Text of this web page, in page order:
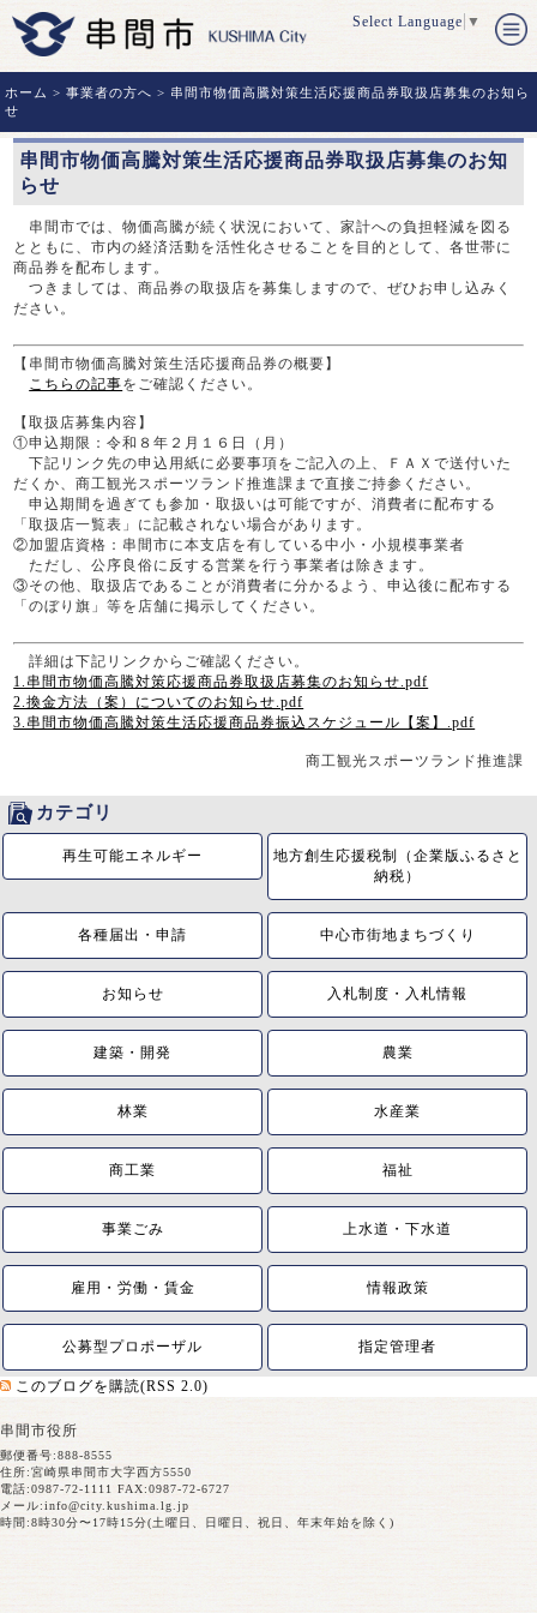
Select Language ▼
ホーム >事業者の方へ > 串間市物価高騰対策生活応援商品券取扱店募集のお知ら
せ
串間市物価高騰対策生活応援商品券取扱店募集のお知
らせ
串間市では、物価高騰が続く状況において、家計への負担軽減を図る
とともに、市内の経済活動を活性化させることを目的として、各世帯に
商品券を配布します。
つきましては、商品券の取扱店を募集しますので、ぜひお申し込みく
ださい。
【串間市物価高騰対策生活応援商品券の概要】
こちらの記事をご確認ください。
【取扱店募集内容】
①申込期限：令和８年２月１６日（月）
下記リンク先の申込用紙に必要事項をご記入の上、ＦＡＸで送付いた
だくか、商工観光スポーツランド推進課まで直接ご持参ください。
申込期間を過ぎても参加・取扱いは可能ですが、消費者に配布する
「取扱店一覧表」に記載されない場合があります。
②加盟店資格：串間市に本支店を有している中小・小規模事業者
ただし、公序良俗に反する営業を行う事業者は除きます。
③その他、取扱店であることが消費者に分かるよう、申込後に配布する
「のぼり旗」等を店舗に掲示してください。
詳細は下記リンクからご確認ください。
1.串間市物価高騰対策応援商品券取扱店募集のお知らせ.pdf
2.換金方法（案）についてのお知らせ.pdf
3.串間市物価高騰対策生活応援商品券振込スケジュール【案】.pdf
商工観光スポーツランド推進課
カテゴリ
再生可能エネルギー
地方創生応援税制（企業版ふるさと
納税）
各種届出・申請 中心市街地まちづくり
お知らせ 入札制度・入札情報
建築・開発 農業
林業 水産業
商工業 福祉
事業ごみ 上水道・下水道
雇用・労働・賃金 情報政策
公募型プロポーザル 指定管理者
このブログを購読(RSS 2.0)
串間市役所
郵便番号:888-8555
住所:宮崎県串間市大字西方5550
電話:0987-72-1111 FAX:0987-72-6727
メール:info@city.kushima.lg.jp
時間:8時30分〜17時15分(土曜日、日曜日、祝日、年末年始を除く)